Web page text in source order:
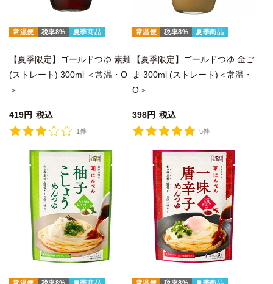
常温便 税率8% 夏季商品
【夏季限定】ゴールドつゆ 素麺
(ストレート) 300ml ＜常温・O
＞
419 税込
1件
常温便 税率8% 夏季商品
【夏季限定】ゴールドつゆ 金ご
ま 300ml (ストレート)＜常温・
O＞
398 税込
5件